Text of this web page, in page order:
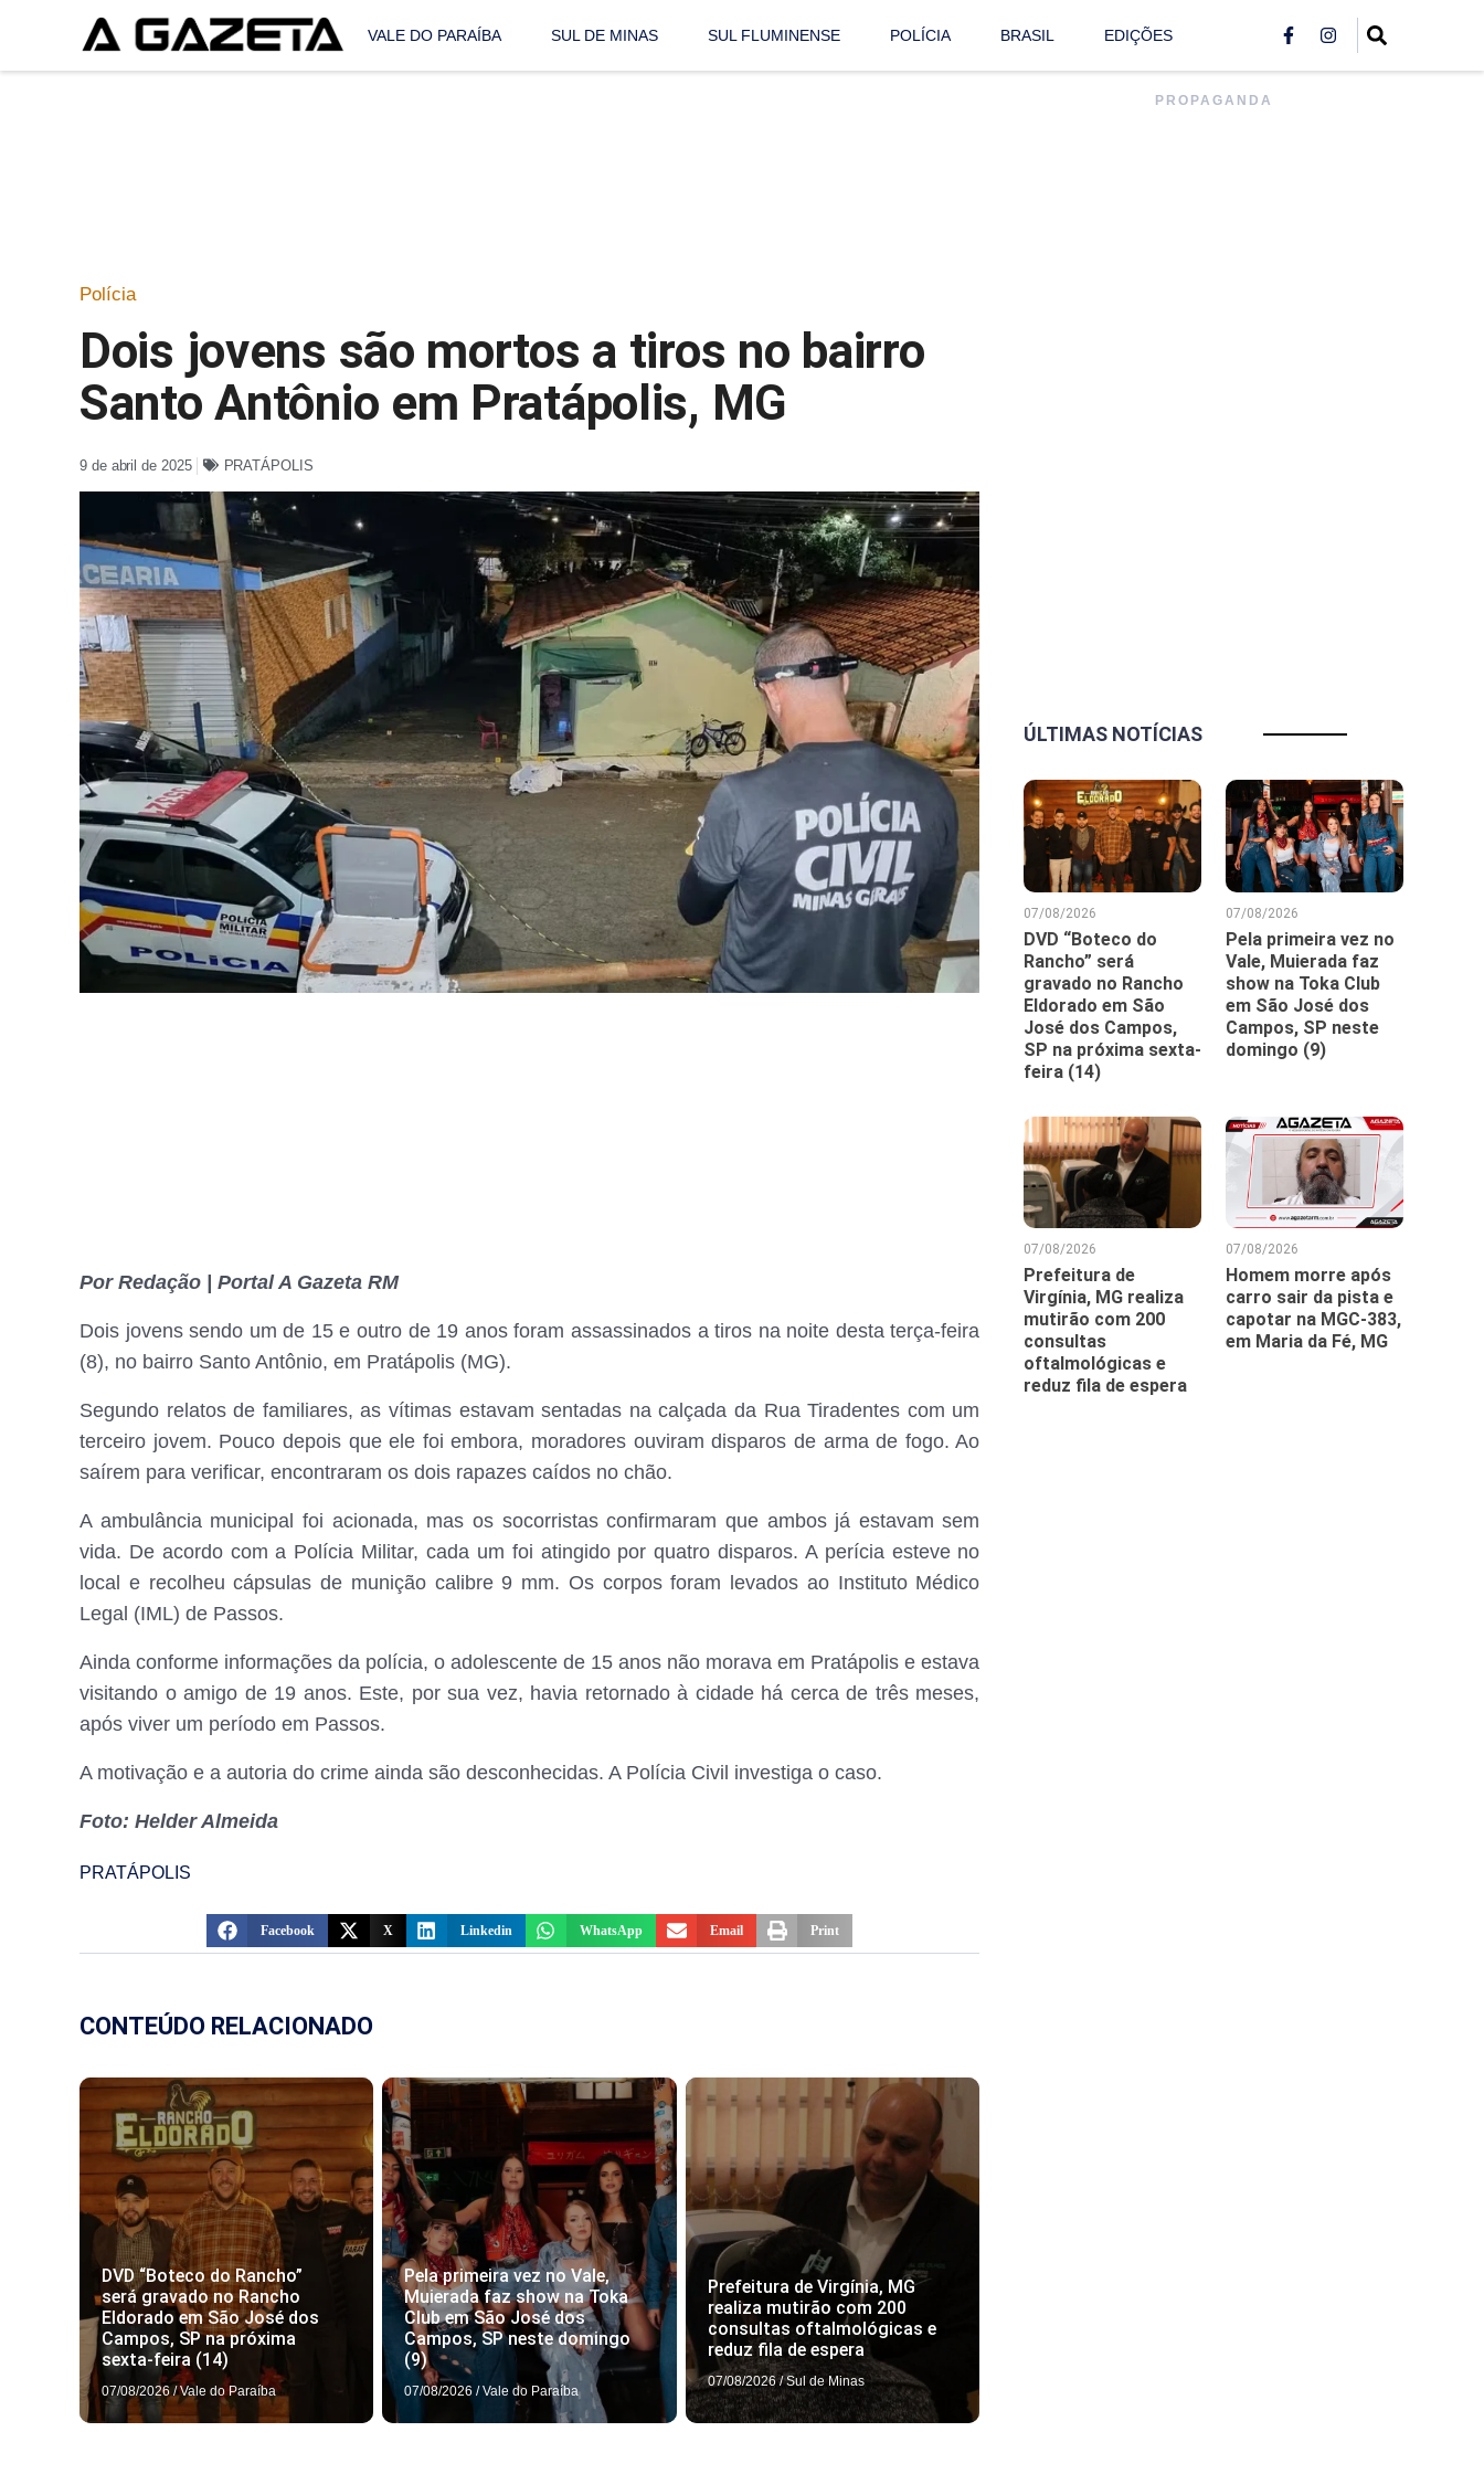
VALE DO PARAÍBA SUL DE MINAS SUL FLUMINENSE POLÍCIA BRASIL EDIÇÕES
Polícia
Dois jovens são mortos a tiros no bairro
Santo Antônio em Pratápolis, MG
9 de abril de 2025 PRATÁPOLIS
Por Redação | Portal A Gazeta RM
Dois jovens sendo um de 15 e outro de 19 anos foram assassinados a tiros na noite desta terça-feira
(8), no bairro Santo Antônio, em Pratápolis (MG).
Segundo relatos de familiares, as vítimas estavam sentadas na calçada da Rua Tiradentes com um
terceiro jovem. Pouco depois que ele foi embora, moradores ouviram disparos de arma de fogo. Ao
saírem para verificar, encontraram os dois rapazes caídos no chão.
A ambulância municipal foi acionada, mas os socorristas confirmaram que ambos já estavam sem
vida. De acordo com a Polícia Militar, cada um foi atingido por quatro disparos. A perícia esteve no
local e recolheu cápsulas de munição calibre 9 mm. Os corpos foram levados ao Instituto Médico
Legal (IML) de Passos.
Ainda conforme informações da polícia, o adolescente de 15 anos não morava em Pratápolis e estava
visitando o amigo de 19 anos. Este, por sua vez, havia retornado à cidade há cerca de três meses,
após viver um período em Passos.
A motivação e a autoria do crime ainda são desconhecidas. A Polícia Civil investiga o caso.
Foto: Helder Almeida
PRATÁPOLIS
Facebook X Linkedin WhatsApp Email Print
CONTEÚDO RELACIONADO
DVD “Boteco do Rancho”
será gravado no Rancho
Eldorado em São José dos
Campos, SP na próxima
sexta-feira (14)
07/08/2026 / Vale do Paraíba
Pela primeira vez no Vale,
Muierada faz show na Toka
Club em São José dos
Campos, SP neste domingo
(9)
07/08/2026 / Vale do Paraíba
Prefeitura de Virgínia, MG
realiza mutirão com 200
consultas oftalmológicas e
reduz fila de espera
07/08/2026 / Sul de Minas
PROPAGANDA
ÚLTIMAS NOTÍCIAS
07/08/2026
DVD “Boteco do
Rancho” será
gravado no Rancho
Eldorado em São
José dos Campos,
SP na próxima sexta-
feira (14)
07/08/2026
Pela primeira vez no
Vale, Muierada faz
show na Toka Club
em São José dos
Campos, SP neste
domingo (9)
07/08/2026
Prefeitura de
Virgínia, MG realiza
mutirão com 200
consultas
oftalmológicas e
reduz fila de espera
07/08/2026
Homem morre após
carro sair da pista e
capotar na MGC-383,
em Maria da Fé, MG